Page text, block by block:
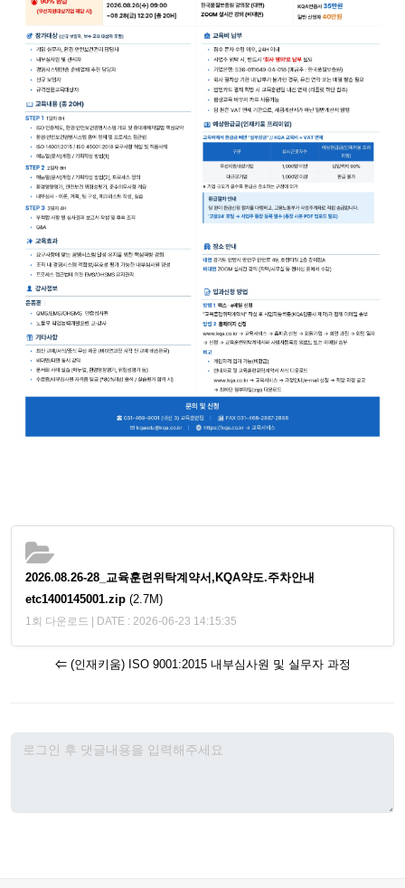
2026.08.26-28_교육훈련위탁계약서,KQA약도.주차안내
etc1400145001.zip (2.7M)
1회 다운로드 | DATE : 2026-06-23 14:15:35
⇐ (인재키움) ISO 9001:2015 내부심사원 및 실무자 과정